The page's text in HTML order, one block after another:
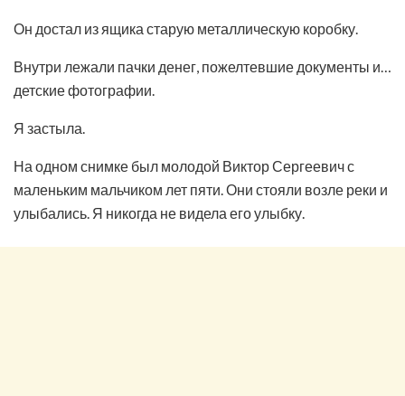
Он достал из ящика старую металлическую коробку.
Внутри лежали пачки денег, пожелтевшие документы и…
детские фотографии.
Я застыла.
На одном снимке был молодой Виктор Сергеевич с
маленьким мальчиком лет пяти. Они стояли возле реки и
улыбались. Я никогда не видела его улыбку.